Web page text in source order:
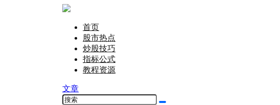
首页
股市热点
炒股技巧
指标公式
教程资源
文章